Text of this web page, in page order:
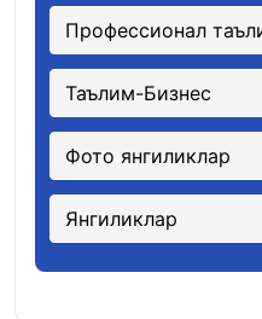
Профессионал
Таълим-Бизнес
Фото янгиликлар
Янгиликлар